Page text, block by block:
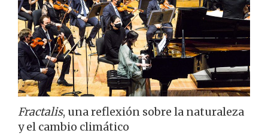
Fractalis, una reflexión sobre la naturaleza
y el cambio climático